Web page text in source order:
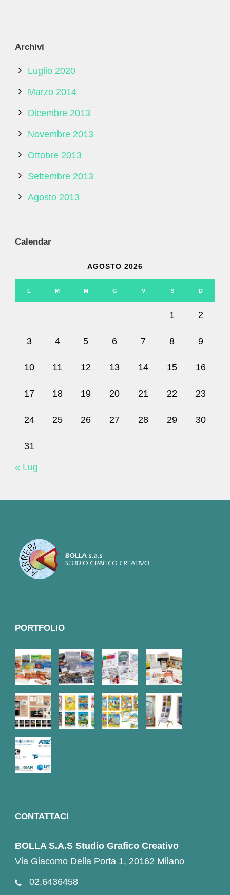
Archivi
Luglio 2020
Marzo 2014
Dicembre 2013
Novembre 2013
Ottobre 2013
Settembre 2013
Agosto 2013
Calendar
AGOSTO 2026
L M M G V S D
1 2
3 4 5 6 7 8 9
10 11 12 13 14 15 16
17 18 19 20 21 22 23
24 25 26 27 28 29 30
31
« Lug
PORTFOLIO
CONTATTACI
BOLLA S.A.S Studio Grafico Creativo
Via Giacomo Della Porta 1, 20162 Milano
02.6436458